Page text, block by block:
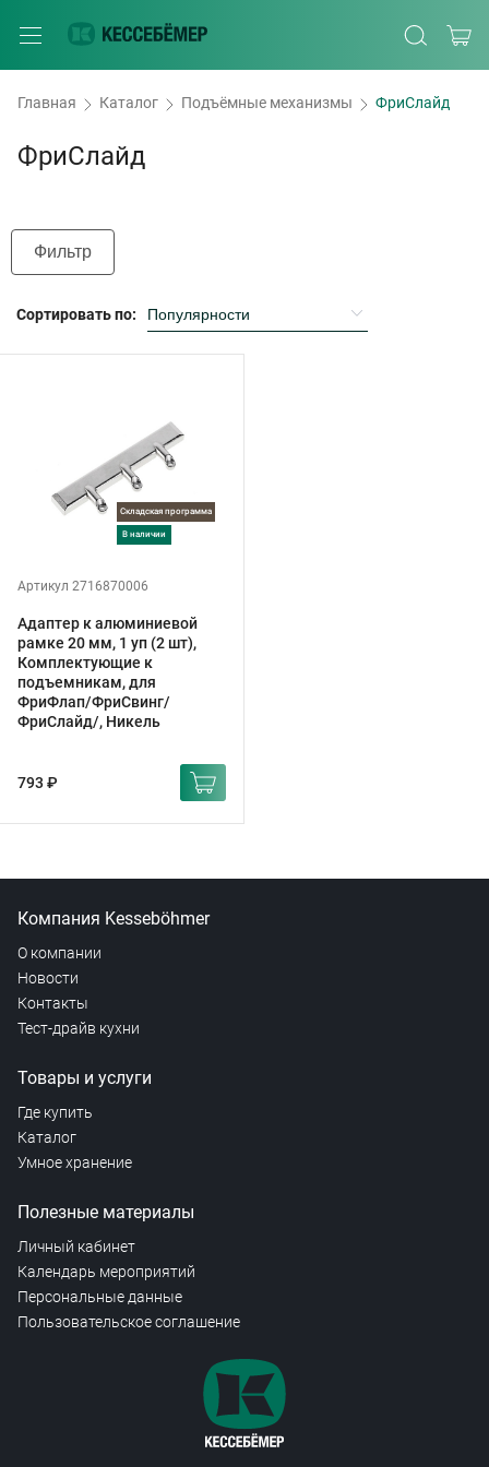
Главная Каталог Подъёмные механизмы ФриСлайд
ФриСлайд
Фильтр
Сортировать по:
Складская программа
в наличии
Артикул 2716870006
Адаптер к алюминиевой
рамке 20 мм, 1 уп (2 шт),
Комплектующие к
подъемникам, для
ФриФлап/ФриСвинг/
ФриСлайд/, Никель
793 ₽
Компания Kesseböhmer
О компании
Новости
Контакты
Тест-драйв кухни
Товары и услуги
Где купить
Каталог
Умное хранение
Полезные материалы
Личный кабинет
Календарь мероприятий
Персональные данные
Пользовательское соглашение